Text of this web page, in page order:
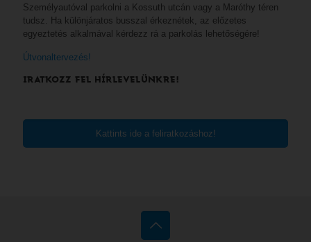
Személyautóval parkolni a Kossuth utcán vagy a Maróthy téren
tudsz. Ha különjáratos busszal érkeznétek, az előzetes
egyeztetés alkalmával kérdezz rá a parkolás lehetőségére!
Útvonaltervezés!
IRATKOZZ FEL HÍRLEVELÜNKRE!
Kattints ide a feliratkozáshoz!